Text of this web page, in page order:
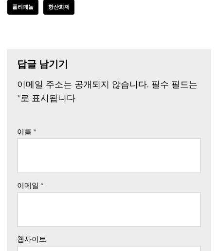
폴리페놀 항산화제
답글 남기기
이메일 주소는 공개되지 않습니다. 필수 필드는
*로 표시됩니다
이름 *
이메일 *
웹사이트